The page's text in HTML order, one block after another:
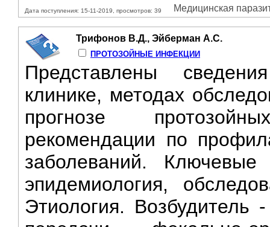
Дата поступления: 15-11-2019, просмотров: 39 Медицинская
Трифонов В.Д., Эйберман А.С.
ПРОТОЗОЙНЫЕ ИНФЕКЦИИ
Представлены
клинике, методах
прогнозе
рекомендации по
заболеваний. Ключевые
эпидемиология,
Этиология. Возбудитель